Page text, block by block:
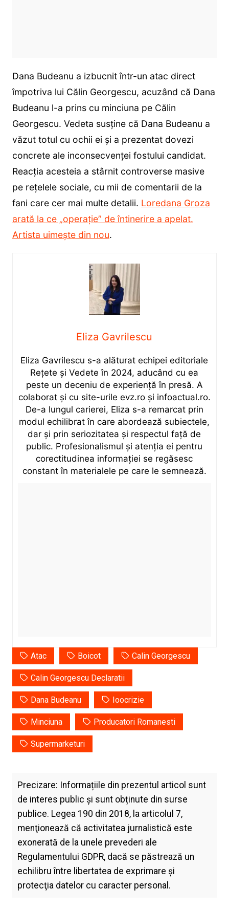
Dana Budeanu a izbucnit într-un atac direct
împotriva lui Călin Georgescu, acuzând că Dana
Budeanu l-a prins cu minciuna pe Călin
Georgescu. Vedeta susține că Dana Budeanu a
văzut totul cu ochii ei și a prezentat dovezi
concrete ale inconsecvenței fostului candidat.
Reacția acesteia a stârnit controverse masive
pe rețelele sociale, cu mii de comentarii de la
fani care cer mai multe detalii. Loredana Groza
arată la ce „operație” de întinerire a apelat.
Artista uimește din nou.
Eliza Gavrilescu
Eliza Gavrilescu s-a alăturat echipei editoriale
Rețete şi Vedete în 2024, aducând cu ea
peste un deceniu de experiență în presă. A
colaborat și cu site-urile evz.ro și infoactual.ro.
De-a lungul carierei, Eliza s-a remarcat prin
modul echilibrat în care abordează subiectele,
dar și prin seriozitatea și respectul față de
public. Profesionalismul și atenția ei pentru
corectitudinea informației se regăsesc
constant în materialele pe care le semnează.
Atac Boicot Calin Georgescu
Calin Georgescu Declaratii
Dana Budeanu Ioocrizie
Minciuna Producatori Romanesti
Supermarketuri
Precizare: Informațiile din prezentul articol sunt
de interes public și sunt obținute din surse
publice. Legea 190 din 2018, la articolul 7,
menţionează că activitatea jurnalistică este
exonerată de la unele prevederi ale
Regulamentului GDPR, dacă se păstrează un
echilibru între libertatea de exprimare şi
protecţia datelor cu caracter personal.